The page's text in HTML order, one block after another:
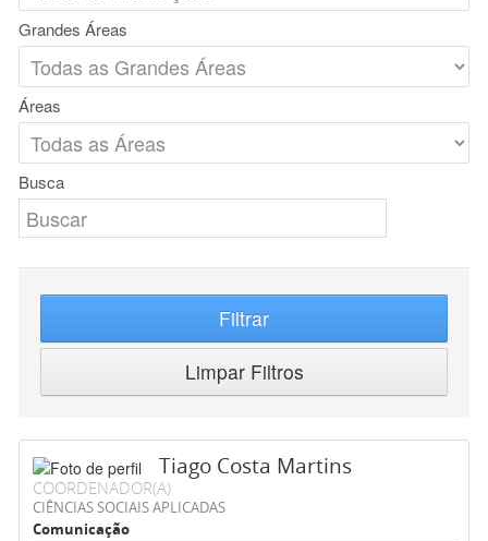
Grandes Áreas
Áreas
Busca
Filtrar
Limpar Filtros
Tiago Costa Martins
COORDENADOR(A)
CIÊNCIAS SOCIAIS APLICADAS
Comunicação